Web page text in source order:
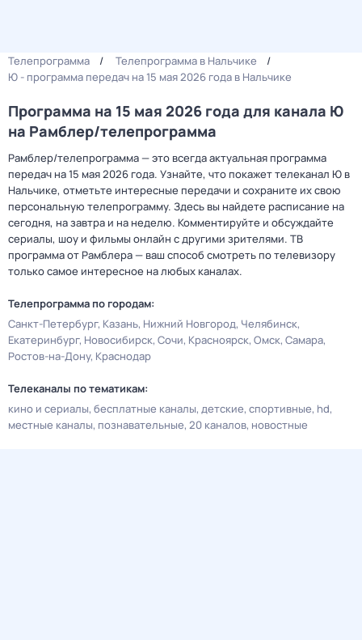
Телепрограмма
Телепрограмма в Нальчике
Ю - программа передач на 15 мая 2026 года в Нальчике
Программа на 15 мая 2026 года для канала Ю
на Рамблер/телепрограмма
Рамблер/телепрограмма — это всегда актуальная программа
передач на 15 мая 2026 года. Узнайте, что покажет телеканал Ю в
Нальчике, отметьте интересные передачи и сохраните их свою
персональную телепрограмму. Здесь вы найдете расписание на
сегодня, на завтра и на неделю. Комментируйте и обсуждайте
сериалы, шоу и фильмы онлайн с другими зрителями. ТВ
программа от Рамблера — ваш способ смотреть по телевизору
только самое интересное на любых каналах.
Телепрограмма по городам:
Санкт-Петербург Казань Нижний Новгород Челябинск
Екатеринбург Новосибирск Сочи Красноярск Омск Самара
Ростов-на-Дону Краснодар
Телеканалы по тематикам:
кино и сериалы бесплатные каналы детские спортивные hd
местные каналы познавательные 20 каналов новостные